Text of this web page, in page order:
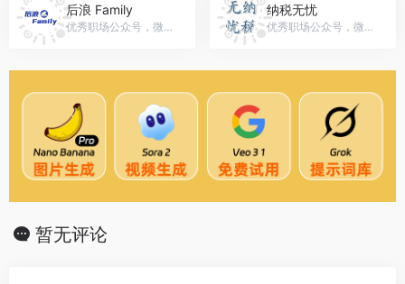
后浪 Family
优秀职场公众号，微信号：SXQ330803140
纳税无忧
优秀职场公众号，微信号：dxtax1
暂无评论